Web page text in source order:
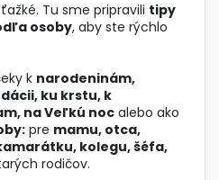
p
r
y
v
ý
p
i
s
n
i
Tu sme pripravili tipy
osoby, aby ste rýchlo
k narodeninám,
ku krstu, k
na Veľkú noc alebo ako
pre mamu, otca,
kolegu, šéfa,
rodičov.